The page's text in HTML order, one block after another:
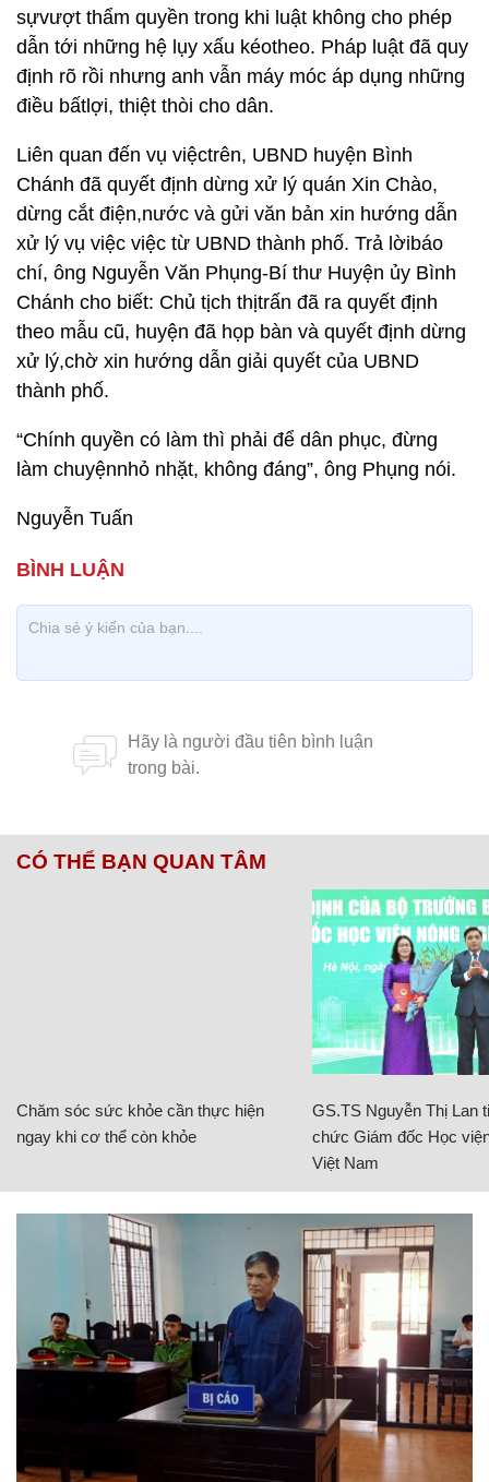
sựvượt thẩm quyền trong khi luật không cho phép
dẫn tới những hệ lụy xấu kéotheo. Pháp luật đã quy
định rõ rồi nhưng anh vẫn máy móc áp dụng những
điều bấtlợi, thiệt thòi cho dân.
Liên quan đến vụ việctrên, UBND huyện Bình
Chánh đã quyết định dừng xử lý quán Xin Chào,
dừng cắt điện,nước và gửi văn bản xin hướng dẫn
xử lý vụ việc việc từ UBND thành phố. Trả lờibáo
chí, ông Nguyễn Văn Phụng-Bí thư Huyện ủy Bình
Chánh cho biết: Chủ tịch thịtrấn đã ra quyết định
theo mẫu cũ, huyện đã họp bàn và quyết định dừng
xử lý,chờ xin hướng dẫn giải quyết của UBND
thành phố.
“Chính quyền có làm thì phải để dân phục, đừng
làm chuyệnnhỏ nhặt, không đáng”, ông Phụng nói.
Nguyễn Tuấn
CÓ THỂ BẠN QUAN TÂM
Chăm sóc sức khỏe cần thực hiện
ngay khi cơ thể còn khỏe
GS.TS Nguyễn Thị Lan
chức Giám đốc Học
Việt Nam